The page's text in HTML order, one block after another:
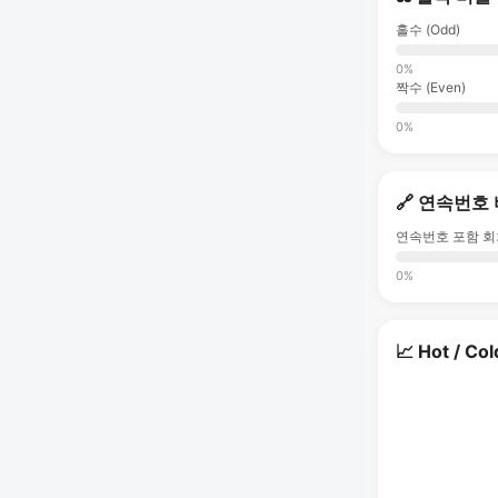
홀수 (Odd)
0%
짝수 (Even)
0%
🔗 연속번호
연속번호 포함
0%
📈 Hot /